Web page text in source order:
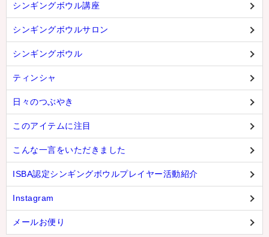
シンギングボウル講座
シンギングボウルサロン
シンギングボウル
ティンシャ
日々のつぶやき
このアイテムに注目
こんな一言をいただきました
ISBA認定シンギングボウルプレイヤー活動紹介
Instagram
メールお便り